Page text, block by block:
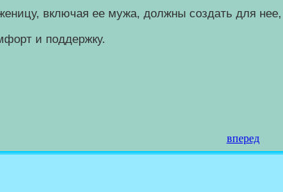
включая ее мужа, должны создать для
и поддержку.
вперед